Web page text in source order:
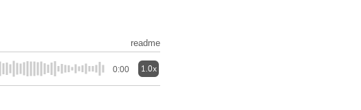
readme
0:00 1.0x